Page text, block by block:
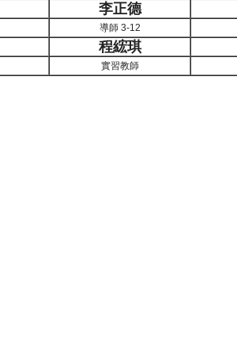
李正德
導師 3-12
程綋琪
實習教師